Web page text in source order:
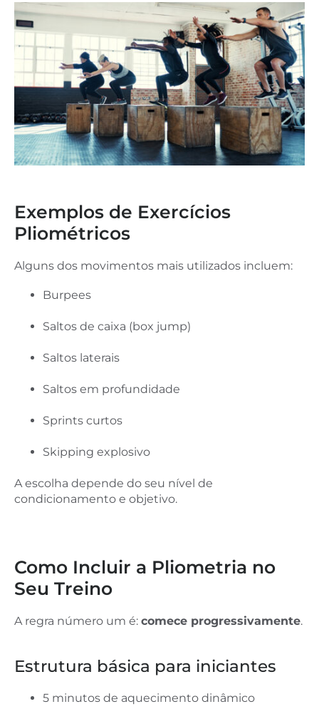
Exemplos de Exercícios
Pliométricos
Alguns dos movimentos mais utilizados incluem:
Burpees
Saltos de caixa (box jump)
Saltos laterais
Saltos em profundidade
Sprints curtos
Skipping explosivo
A escolha depende do seu nível de
condicionamento e objetivo.
Como Incluir a Pliometria no
Seu Treino
A regra número um é: comece progressivamente.
Estrutura básica para iniciantes
5 minutos de aquecimento dinâmico